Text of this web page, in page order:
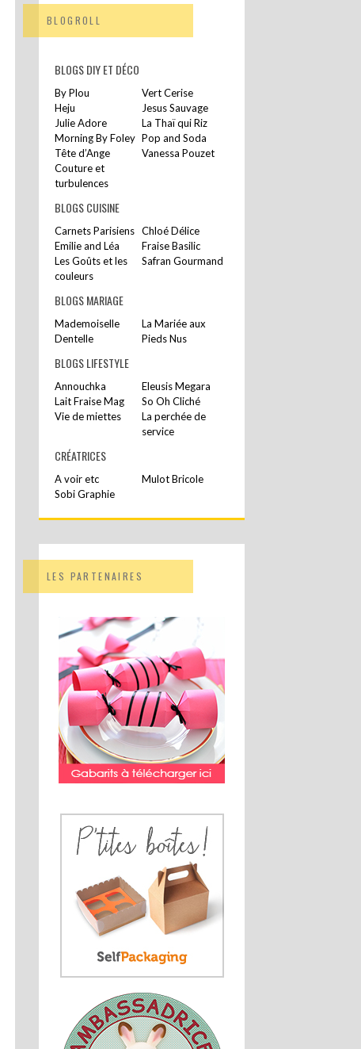
BLOGROLL
BLOGS DIY ET DÉCO
By Plou
Vert Cerise
Heju
Jesus Sauvage
Julie Adore
La Thaï qui Riz
Morning By Foley Pop and Soda
Tête d’Ange
Vanessa Pouzet
Couture et
turbulences
BLOGS CUISINE
Carnets Parisiens Chloé Délice
Emilie and Léa
Fraise Basilic
Les Goûts et les
couleurs
Safran Gourmand
BLOGS MARIAGE
Mademoiselle
Dentelle
La Mariée aux
Pieds Nus
BLOGS LIFESTYLE
Annouchka
Eleusis Megara
Lait Fraise Mag
So Oh Cliché
Vie de miettes
La perchée de
service
CRÉATRICES
A voir etc
Mulot Bricole
Sobi Graphie
LES PARTENAIRES